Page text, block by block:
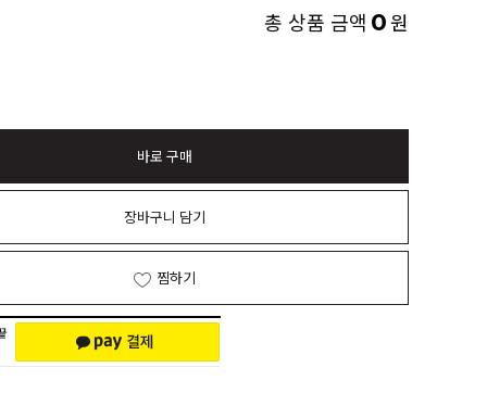
총 상품 금액 0원
바로 구매
장바구니 담기
찜하기